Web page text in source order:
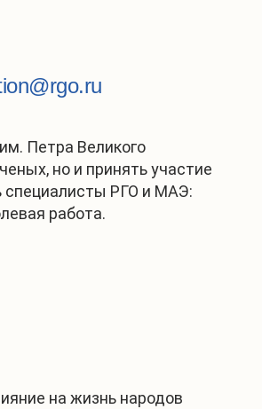
Петра Великого
но и принять участие
специалисты РГО и МАЭ:
работа.
на жизнь народов